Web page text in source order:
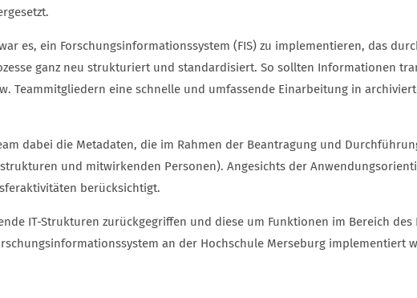
es, ein Forschungsinformationssystem (FIS) zu implementieren, das
ganz neu strukturiert und standardisiert. So sollten Informationen
Teammitgliedern eine schnelle und umfassende Einarbeitung in
dabei die Metadaten, die im Rahmen der Beantragung und
und mitwirkenden Personen). Angesichts der
berücksichtigt.
IT-Strukturen zurückgegriffen und diese um Funktionen im Bereich
an der Hochschule Merseburg implementiert